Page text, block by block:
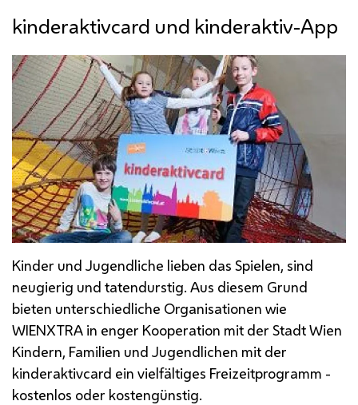
kinderaktivcard und kinderaktiv-App
Kinder und Jugendliche lieben das Spielen, sind
neugierig und tatendurstig. Aus diesem Grund
bieten unterschiedliche Organisationen wie
WIENXTRA in enger Kooperation mit der Stadt Wien
Kindern, Familien und Jugendlichen mit der
kinderaktivcard ein vielfältiges Freizeitprogramm -
kostenlos oder kostengünstig.